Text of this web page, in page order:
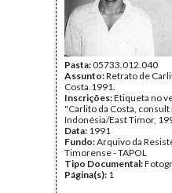
Pasta:05733.012.040
Assunto:Retrato de
Costa.1991.
Inscrições:Etiqueta no
"Carlito da Costa, consult
Indonésia/East Timor,
Data: 1991
Fundo:Arquivo da
Timorense - TAPOL
Tipo Documental:
Página(s): 1